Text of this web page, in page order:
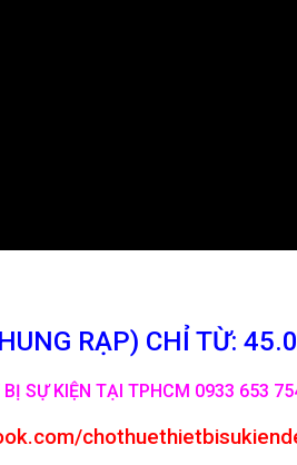
RẠP) CHỈ TỪ:
BỊ SỰ KIỆN TẠI TPHCM 0933 653